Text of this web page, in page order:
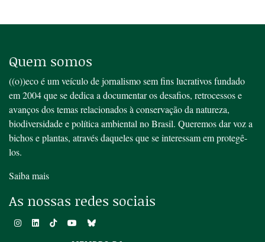
Quem somos
((o))eco é um veículo de jornalismo sem fins lucrativos fundado
em 2004 que se dedica a documentar os desafios, retrocessos e
avanços dos temas relacionados à conservação da natureza,
biodiversidade e política ambiental no Brasil. Queremos dar voz a
bichos e plantas, através daqueles que se interessam em protegê-
los.
Saiba mais
As nossas redes sociais